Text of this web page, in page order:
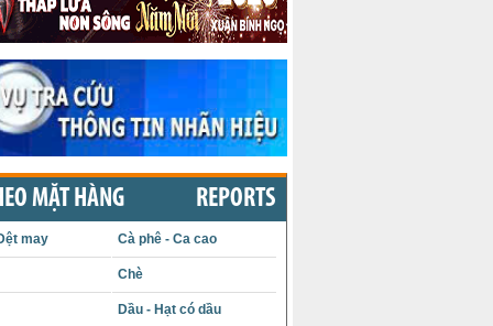
MẶT HÀNG REPORTS
may Cà phê - Ca cao
Chè
Dầu - Hạt có dầu